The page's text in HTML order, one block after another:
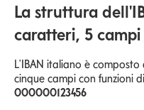
La struttura
caratteri, 5 campi
L'IBAN italiano è
cinque campi con funzioni
000000123456